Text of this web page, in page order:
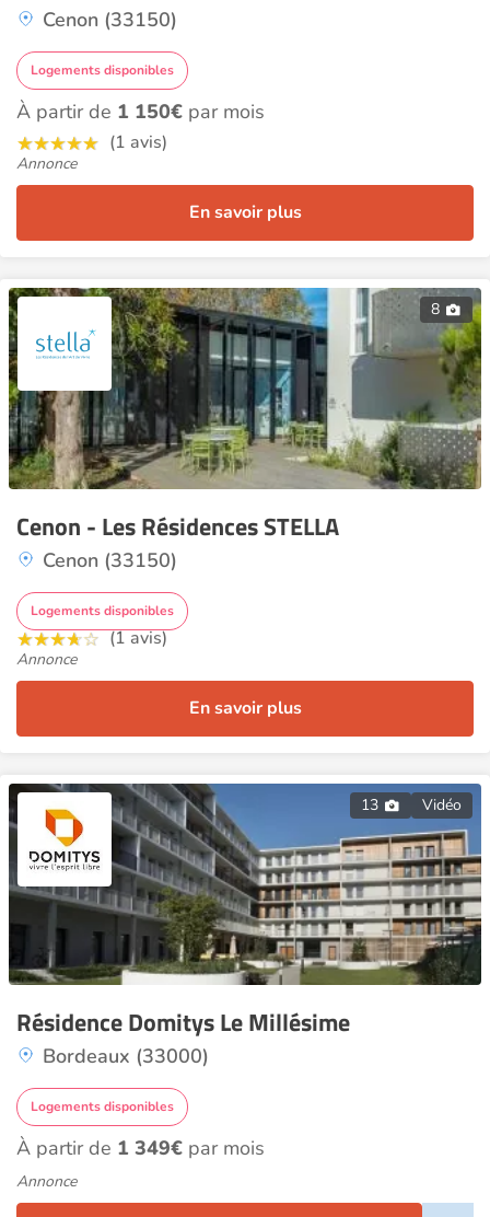
Cenon (33150)
Logements disponibles
À partir de 1 150€ par mois
(1 avis)
Annonce
En savoir plus
8
Cenon - Les Résidences STELLA
Cenon (33150)
Logements disponibles
(1 avis)
Annonce
En savoir plus
13 Vidéo
Résidence Domitys Le Millésime
Bordeaux (33000)
Logements disponibles
À partir de 1 349€ par mois
Annonce